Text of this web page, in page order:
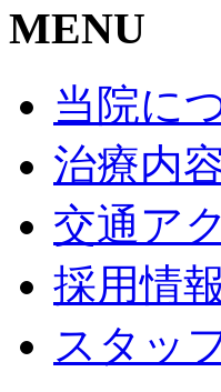
MENU
当院に
治療内
交通ア
採用情報
スタッ